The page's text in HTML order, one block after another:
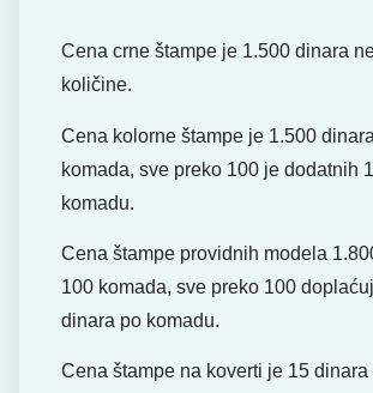
Cena crne štampe je 1.500 dinara
količine.
Cena kolorne štampe je 1.500
komada, sve preko 100 je dodatnih
komadu.
Cena štampe providnih modela
100 komada, sve preko 100
dinara po komadu.
Cena štampe na koverti je 15 dinara